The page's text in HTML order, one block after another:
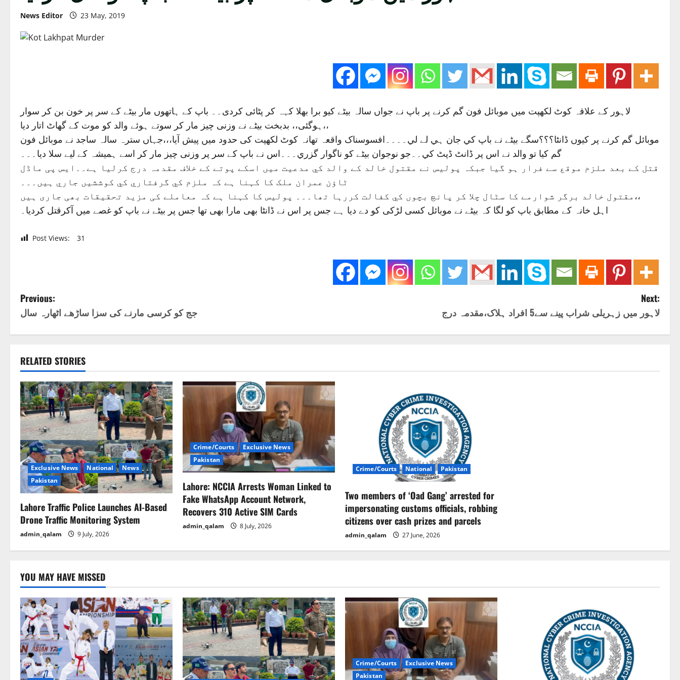
News Editor 23 May, 2019
لاہور کے علاقہ کوٹ لکھپت میں موبائل فون گم کرنے پر باپ نے جواں سالہ بیٹے کیو برا بھلا کہہ کر پٹائی کردی۔۔ باپ کے ہاتھوں مار بيٹے کے سر پر خون بن کر سوار
ہوگئی،، بدبخت بیٹے نے وزنی چيز مار کر سوتے ہوئے والد کو موت کے گھاٹ اتار دیا،،
موبائل گم کرنے پر کيوں ڈانٹا؟؟؟سگے بيٹے نے باپ کي جان ہي لے لي۔۔۔۔افسوسناک واقعہ تھانہ کوٹ لکھپت کی حدود میں پیش آیا،،،جہاں سترہ سالہ ساجد نے موبائل فون
گم کيا تو والد نے اس پر ڈانٹ ڈپٹ کي۔۔جو نوجوان بيٹے کو ناگوار گزري۔۔۔اس نے باپ کے سر پر وزنی چیز مار کر اسے ہمیشہ کے لیے سلا دیا۔۔۔
قتل کے بعد ملزم موقع سے فرار ہو گیا جبکہ پولیس نے مقتول خالد کے والد کي مدعيت ميں اسکے پوتے کے خلاف مقدمہ درج کرليا ہے۔۔ایس پی ماڈل
ٹاؤن عمران ملک کا کہنا ہے کہ ملزم کي گرفتاري کي کوششيں جاري ہيں۔۔۔
مقتول خالد برگر شوارمے کا سٹال چلا کر پانچ بچوں کي کفالت کررہا تھا۔۔۔ پولیس کا کہنا ہے کہ معاملے کی مزید تحقیقات بھی جاری ہیں،،
اہل خانہ کے مطابق باپ کو لگا کہ بیٹے نے موبائل کسی لڑکی کو دے دیا ہے جس پر اس نے ڈانٹا بھی مارا بھی تھا جس پر بیٹے نے باپ کو غصے میں آکرقتل کردیا۔
Post Views: 31
P
o
t
n
a
v
i
g
a
t
i
o
n
Previous:
جج کو کرسی مارنے کی سزا ساڑھے اٹھارہ سال
Next:
لاہور میں زہریلی شراب پینے سے5 افراد ہلاک،مقدمہ درج
RELATED STORIES
Exclusive News National
News
Pakistan
Lahore Traffic Police Launches AI-Based
Drone Traffic Monitoring System
admin_qalam 9 July, 2026
Crime/Courts
Exclusive News
Pakistan
Lahore: NCCIA Arrests Woman Linked to
Fake WhatsApp Account Network,
Recovers 310 Active SIM Cards
admin_qalam 8 July, 2026
Crime/Courts National Pakistan
Two members of ‘Oad Gang’ arrested for
impersonating customs officials, robbing
citizens over cash prizes and parcels
admin_qalam 27 June, 2026
YOU MAY HAVE MISSED
Crime/Courts
Exclusive News
Pakistan